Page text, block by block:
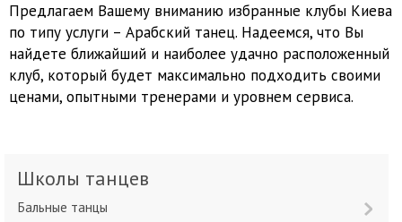
Предлагаем Вашему вниманию избранные клубы Киева
по типу услуги – Арабский танец. Надеемся, что Вы
найдете ближайший и наиболее удачно расположенный
клуб, который будет максимально подходить своими
ценами, опытными тренерами и уровнем сервиса.
Школы танцев
Бальные танцы